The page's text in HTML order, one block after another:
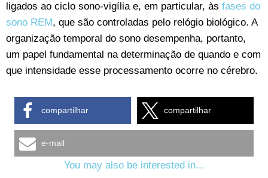
ligados ao ciclo sono-vigília e, em particular, às fases do
sono REM, que são controladas pelo relógio biológico. A
organização temporal do sono desempenha, portanto,
um papel fundamental na determinação de quando e com
que intensidade esse processamento ocorre no cérebro.
compartilhar compartilhar
e-mail
You may also be interested in...